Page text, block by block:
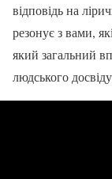
відповідь на
резонує з вами,
який загальний
людського